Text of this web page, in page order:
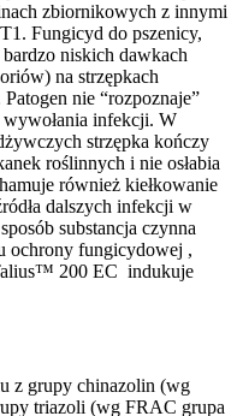
zbiornikowych z innymi
Fungicyd do pszenicy,
niskich dawkach
na strzępkach
nie “rozpoznaje”
infekcji. W
strzępka kończy
roślinnych i nie osłabia
również kiełkowanie
dalszych infekcji w
substancja czynna
ochrony fungicydowej ,
200 EC indukuje
z grupy chinazolin (wg
triazoli (wg FRAC grupa